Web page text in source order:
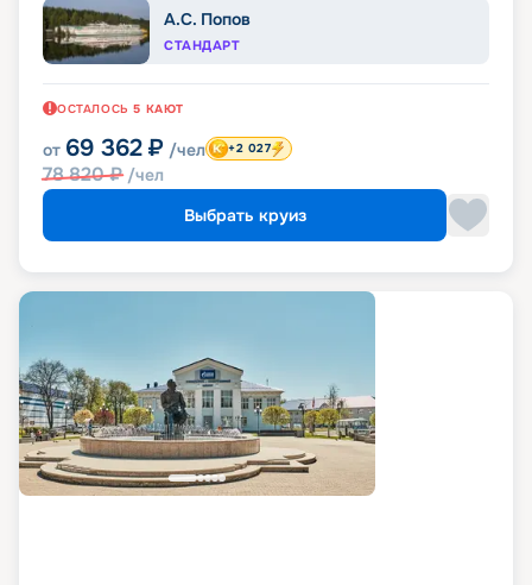
А.С. Попов
СТАНДАРТ
ОСТАЛОСЬ 5 КАЮТ
от 69 362 ₽ /чел
78 820₽ /чел
+2 027
Выбрать круиз